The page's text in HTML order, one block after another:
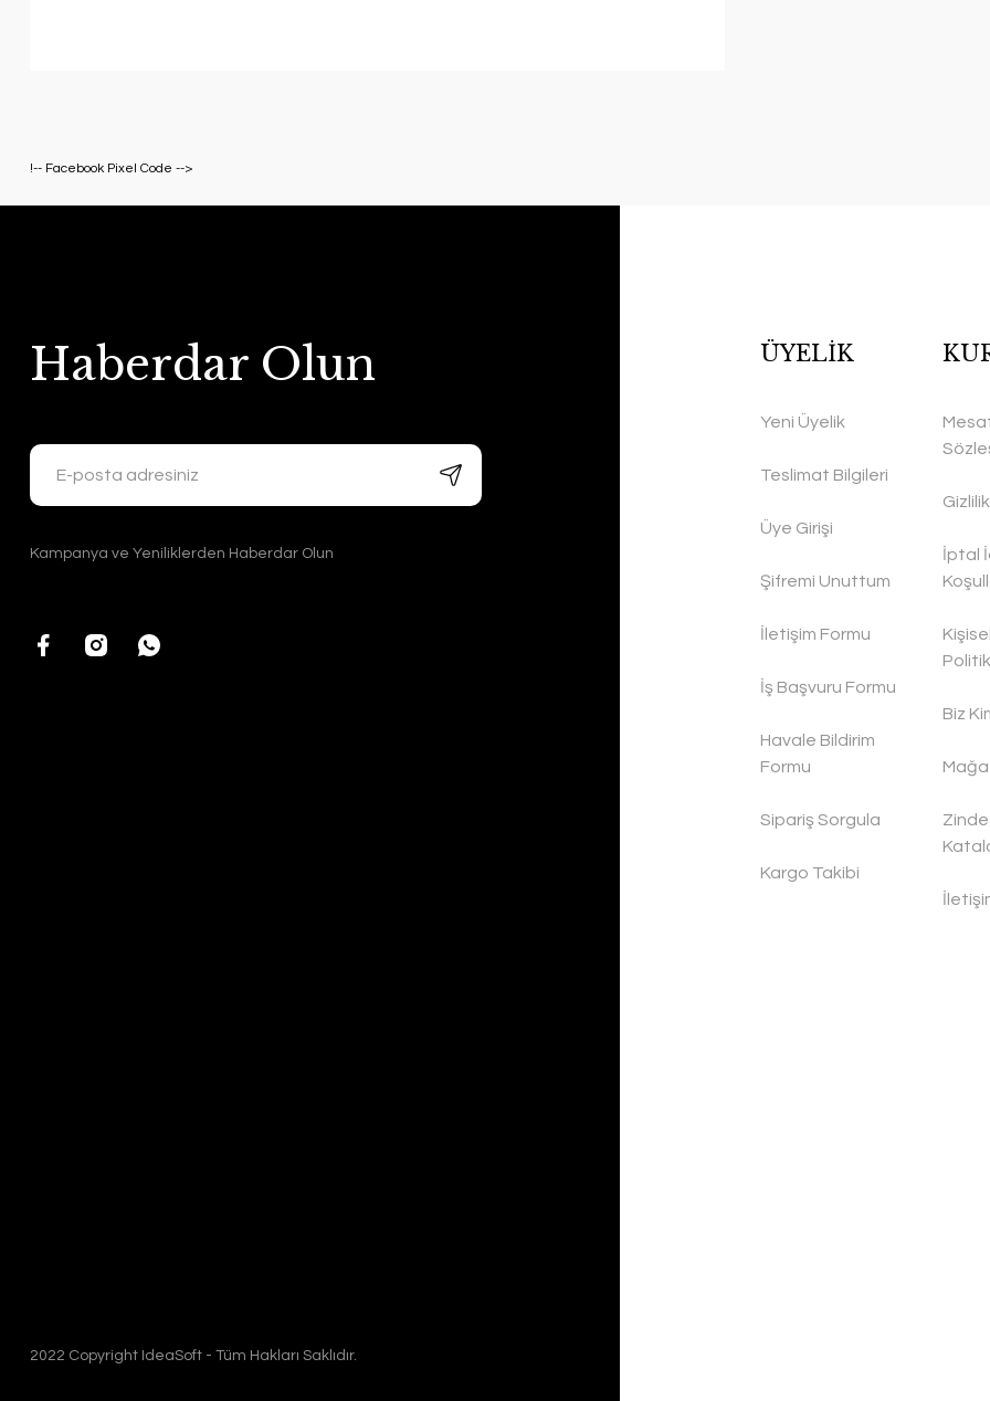
!-- Facebook Pixel Code -->
Haberdar Olun
Kampanya ve Yeniliklerden Haberdar Olun
ÜYELİK
Yeni Üyelik
Teslimat Bilgileri
Üye Girişi
Şifremi Unuttum
İletişim Formu
İş Başvuru Formu
Havale Bildirim
Formu
Sipariş Sorgula
Kargo Takibi
İptal
Biz
2022 Copyright IdeaSoft - Tüm Hakları Saklıdır.